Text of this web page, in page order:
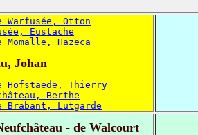
Warfusée, Otton
Eustache
Momalle, Hazeca
Johan
Hofstaede, Thierry
Berthe
Brabant, Lutgarde
- de Walcourt